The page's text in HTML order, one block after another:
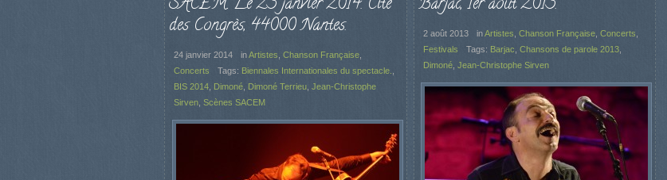
des Congrès, 44000 Nantes.
24 janvier 2014 inArtistes Chanson Française
Concerts
Tags: Biennales Internationales du spectacle.
BIS 2014 Dimoné Dimoné Terrieu Jean-Christophe
Sirven Scènes SACEM
2 août 2013 inArtistes Chanson Française, Concerts
Festivals
Tags: Barjac Chansons de parole 2013,
Dimoné, Jean-Christophe Sirven